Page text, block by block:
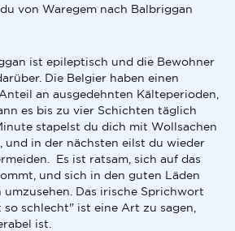
von Waregem nach Balbriggan
ist epileptisch und die Bewohner
Die Belgier haben einen
an ausgedehnten Kälteperioden,
es bis zu vier Schichten täglich
stapelst du dich mit Wollsachen
und in der nächsten eilst du wieder
Es ist ratsam, sich auf das
und sich in den guten Läden
umzusehen. Das irische Sprichwort
schlecht" ist eine Art zu sagen,
ist.